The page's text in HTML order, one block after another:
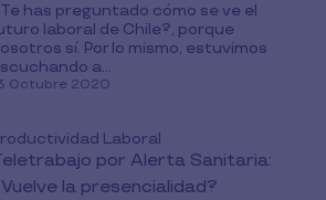
has preguntado cómo se ve el
laboral de Chile?, porque
sí. Por lo mismo, estuvimos
a...
Octubre 2020
Laboral
por Alerta Sanitaria:
la presencialidad?